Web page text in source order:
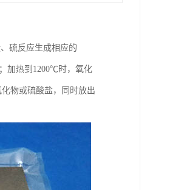
硫反应生成相应的
加热到1200℃时，氧化
物或硫酸盐，同时放出